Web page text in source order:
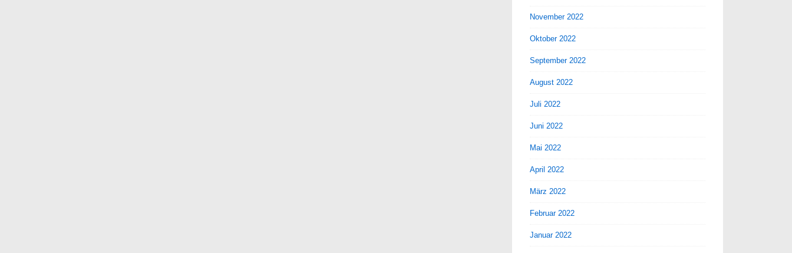
November 2022
Oktober 2022
September 2022
August 2022
Juli 2022
Juni 2022
Mai 2022
April 2022
März 2022
Februar 2022
Januar 2022